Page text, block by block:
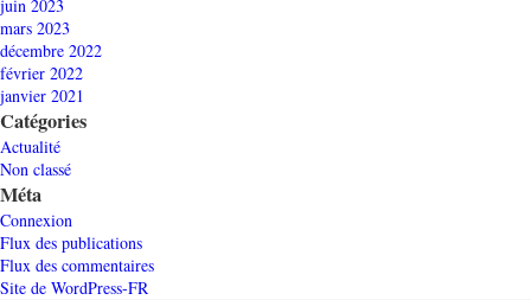
juin 2023
mars 2023
décembre 2022
février 2022
janvier 2021
Catégories
Actualité
Non classé
Méta
Connexion
Flux des publications
Flux des commentaires
Site de WordPress-FR